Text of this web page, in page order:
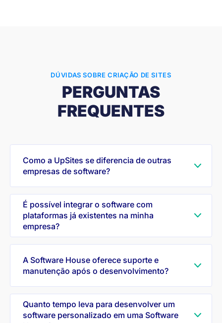
DÚVIDAS SOBRE CRIAÇÃO DE SITES
PERGUNTAS
FREQUENTES
Como a UpSites se diferencia de outras
empresas de software?
É possível integrar o software com
plataformas já existentes na minha
empresa?
A Software House oferece suporte e
manutenção após o desenvolvimento?
Quanto tempo leva para desenvolver um
software personalizado em uma Software